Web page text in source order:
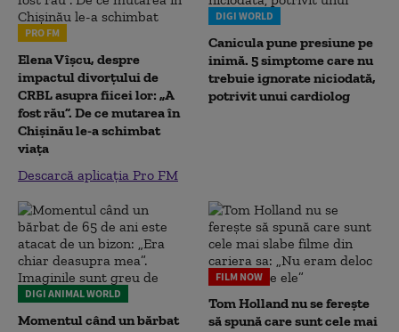
PRO FM
Elena Vîșcu, despre
impactul divorțului de
CRBL asupra fiicei lor: „A
fost rău”. De ce mutarea în
Chișinău le-a schimbat
viața
Descarcă aplicația Pro FM
DIGI WORLD
Canicula pune presiune pe
inimă. 5 simptome care nu
trebuie ignorate niciodată,
potrivit unui cardiolog
DIGI ANIMAL WORLD
Momentul când un bărbat
FILM NOW
Tom Holland nu se ferește
să spună care sunt cele mai